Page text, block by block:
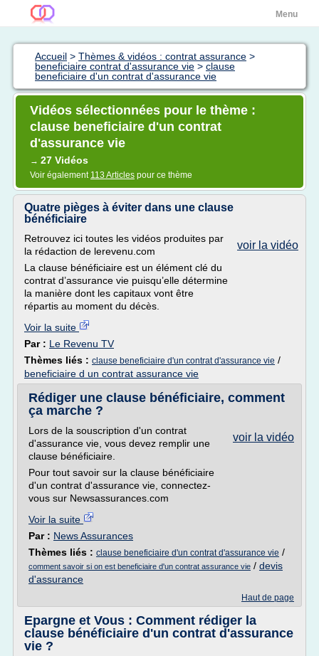
Menu
Accueil > Thèmes & vidéos : contrat assurance >
beneficiaire contrat d'assurance vie > clause
beneficiaire d'un contrat d'assurance vie
Vidéos sélectionnées pour le thème :
clause beneficiaire d'un contrat
d'assurance vie
→ 27 Vidéos
Voir également 113 Articles pour ce thème
Quatre pièges à éviter dans une clause
bénéficiaire
voir la vidéo
Retrouvez ici toutes les vidéos produites par
la rédaction de lerevenu.com
La clause bénéficiaire est un élément clé du
contrat d’assurance vie puisqu’elle détermine
la manière dont les capitaux vont être
répartis au moment du décès.
Voir la suite
Par : Le Revenu TV
Thèmes liés : clause beneficiaire d'un contrat d'assurance vie /
beneficiaire d un contrat assurance vie
Rédiger une clause bénéficiaire, comment
ça marche ?
voir la vidéo
Lors de la souscription d'un contrat
d'assurance vie, vous devez remplir une
clause bénéficiaire.
Pour tout savoir sur la clause bénéficiaire
d'un contrat d'assurance vie, connectez-
vous sur Newsassurances.com
Voir la suite
Par : News Assurances
Thèmes liés : clause beneficiaire d'un contrat d'assurance vie /
comment savoir si on est beneficiaire d'un contrat assurance vie / devis
d'assurance
Haut de page
Epargne et Vous : Comment rédiger la
clause bénéficiaire d'un contrat d'assurance
vie ?